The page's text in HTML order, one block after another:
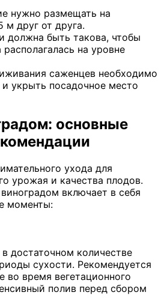
нужно размещать на
м друг от друга.
должна быть такова, чтобы
на уровне
саженцев необходимо
укрыть посадочное место
основные
ухода для
урожая и качества плодов.
включает в себя
моменты:
достаточном количестве
сухости. Рекомендуется
во время вегетационного
полив перед сбором